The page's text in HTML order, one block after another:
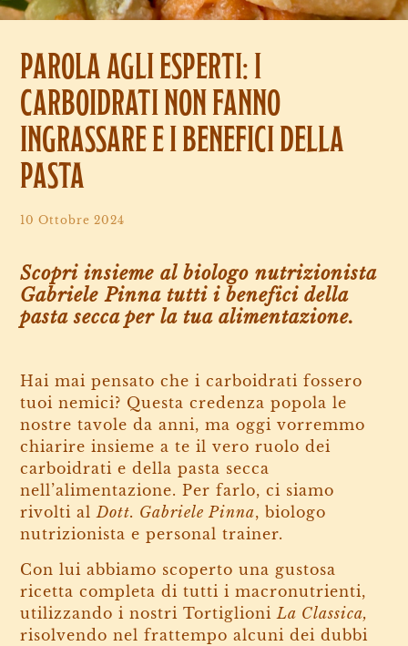
PAROLA AGLI ESPERTI: I
CARBOIDRATI NON FANNO
INGRASSARE E I BENEFICI DELLA
PASTA
10 Ottobre 2024
Scopri insieme al biologo nutrizionista
Gabriele Pinna tutti i benefici della
pasta secca per la tua alimentazione.
Hai mai pensato che i carboidrati fossero
tuoi nemici? Questa credenza popola le
nostre tavole da anni, ma oggi vorremmo
chiarire insieme a te il vero ruolo dei
carboidrati e della pasta secca
nell’alimentazione. Per farlo, ci siamo
rivolti alDott. Gabriele Pinna, biologo
nutrizionista e personal trainer.
Con lui abbiamo scoperto una gustosa
ricetta completa di tutti i macronutrienti,
utilizzando i nostri Tortiglioni La Classica,
risolvendo nel frattempo alcuni dei dubbi